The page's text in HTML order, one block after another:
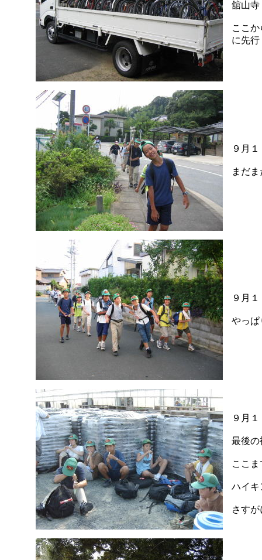
舘山寺
ここ
に先行
９月
まだ
９月
やっぱ
９月
最後の
ここ
ハイキ
さす